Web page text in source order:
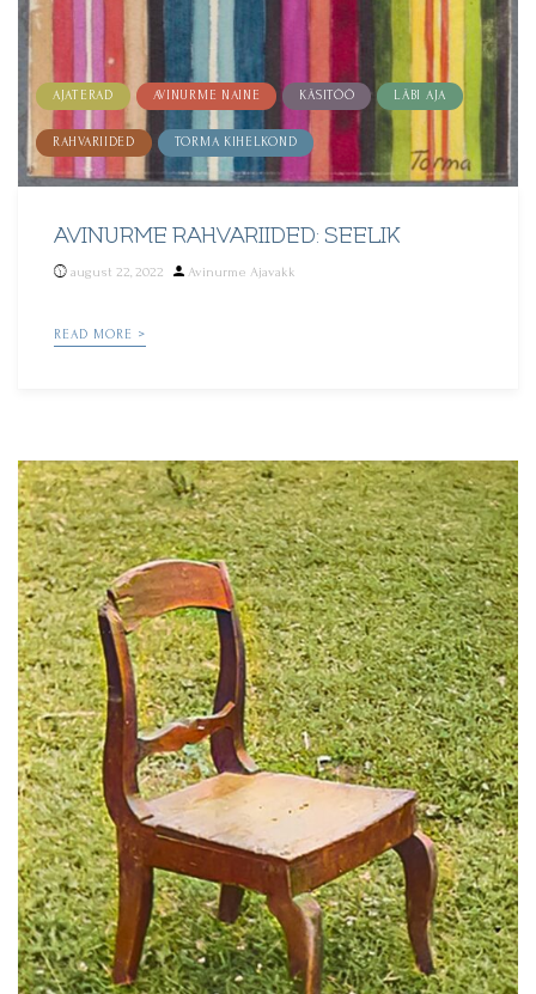
AJATERAD AVINURME NAINE KÄSITÖÖ LÄBI AJA
RAHVARIIDED TORMA KIHELKOND
AVINURME RAHVARIIDED: SEELIK
august 22, 2022
Posted
Avinurme Ajavakk
READ MORE >